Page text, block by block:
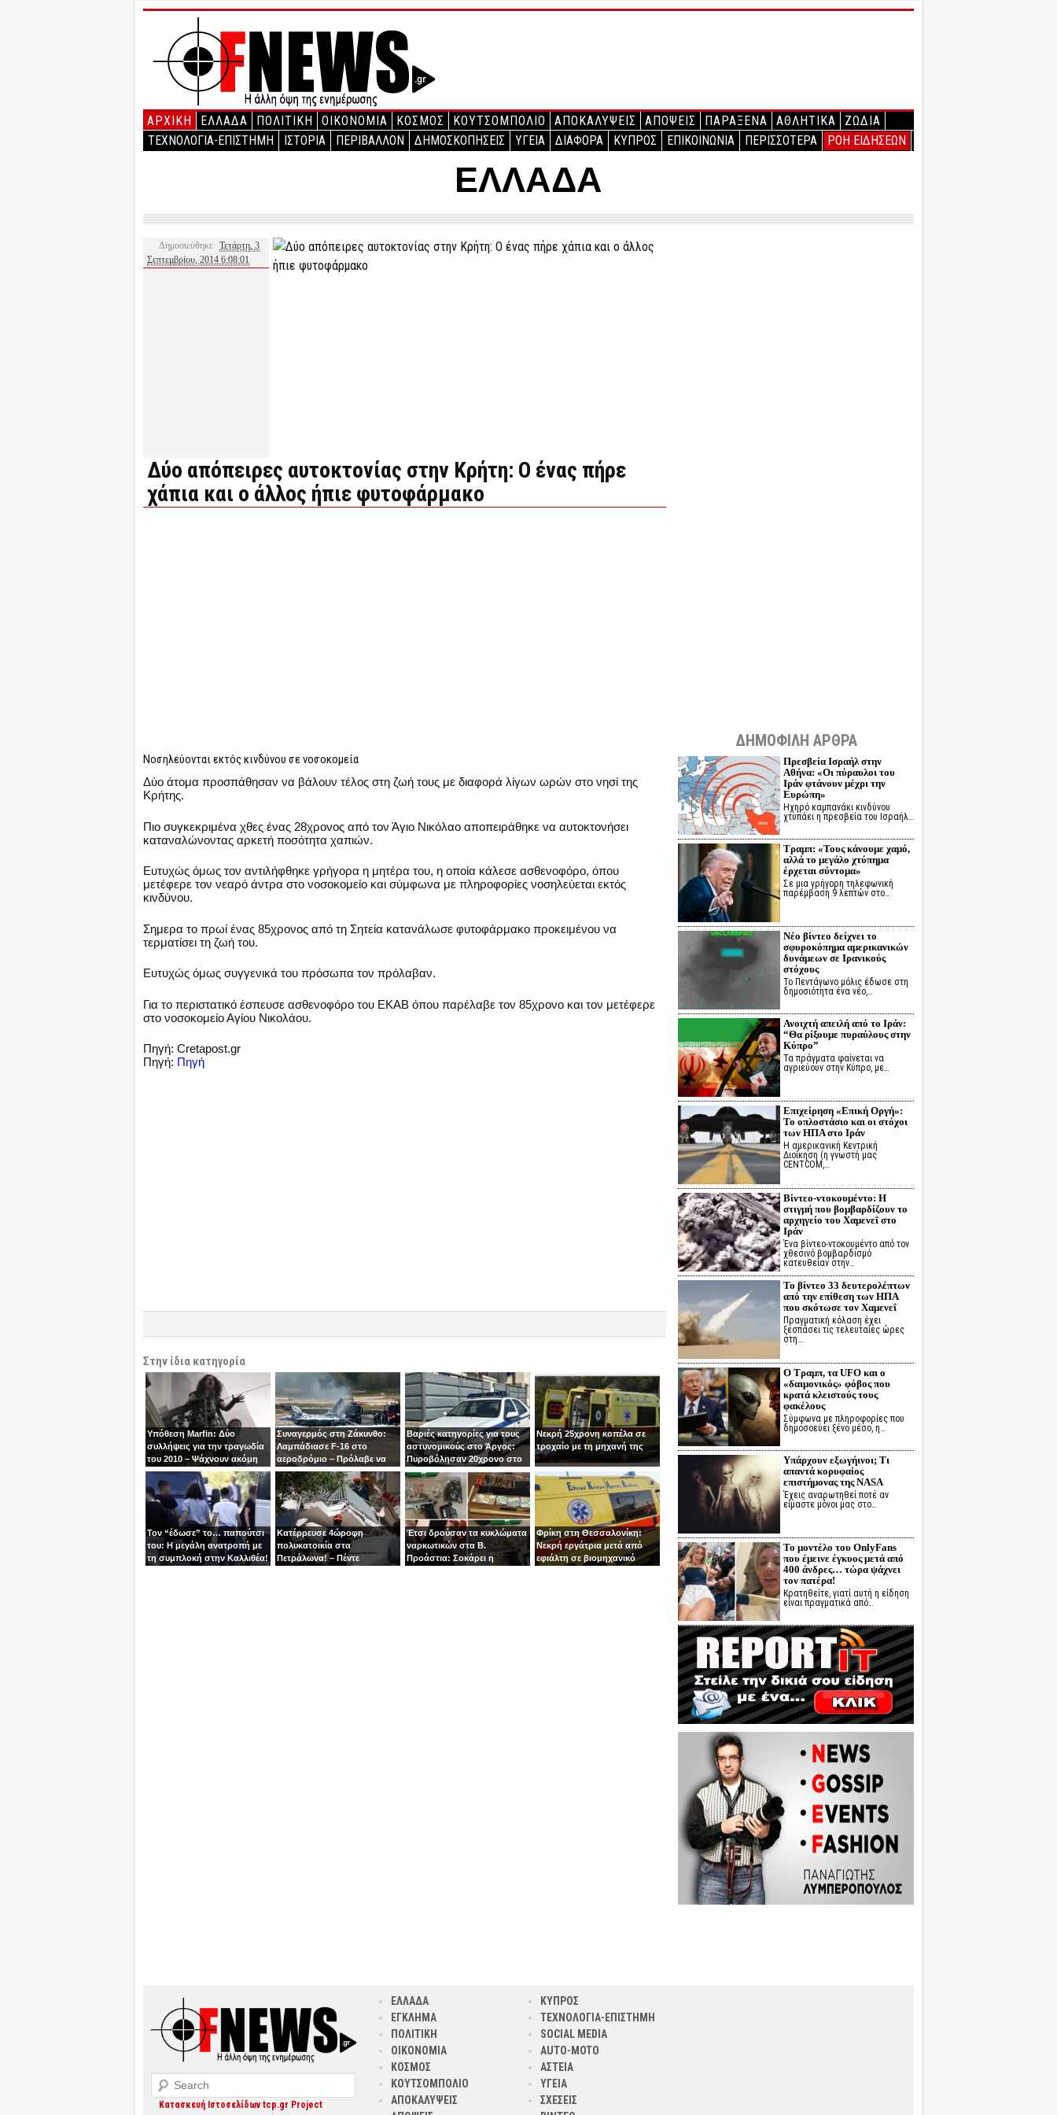
ΑΡΧΙΚΉ ΕΛΛΑΔΑ ΠΟΛΙΤΙΚΗ ΟΙΚΟΝΟΜΙΑ ΚΟΣΜΟΣ ΚΟΥΤΣΟΜΠΟΛΙΟ ΑΠΟΚΑΛΥΨΕΙΣ ΑΠΟΨΕΙΣ ΠΑΡΑΞΕΝΑ ΑΘΛΗΤΙΚΑ
ΖΩΔΙΑ
ΤΕΧΝΟΛΟΓΙΑ-ΕΠΙΣΤΗΜΗ
ΙΣΤΟΡΙΑ ΠΕΡΙΒΑΛΛΟΝ ΔΗΜΟΣΚΟΠΗΣΕΙΣ ΥΓΕΙΑ ΔΙΑΦΟΡΑ ΚΥΠΡΟΣ ΕΠΙΚΟΙΝΩΝΙΑ ΠΕΡΙΣΣΟΤΕΡΑ ΡΟΗ ΕΙΔΗΣΕΩΝ
ΕΛΛΑΔΑ
Δημοσιεύθηκε Τετάρτη, 3
Σεπτεμβρίου, 2014 6:08:01
Δύο απόπειρες αυτοκτονίας στην Κρήτη: Ο ένας πήρε
χάπια και ο άλλος ήπιε φυτοφάρμακο
Νοσηλεύονται εκτός κινδύνου σε νοσοκομεία
Δύο άτομα προσπάθησαν να βάλουν τέλος στη ζωή τους με διαφορά λίγων ωρών στο νησί της
Κρήτης.
Πιο συγκεκριμένα χθες ένας 28χρονος από τον Άγιο Νικόλαο αποπειράθηκε να αυτοκτονήσει
καταναλώνοντας αρκετή ποσότητα χαπιών.
Ευτυχώς όμως τον αντιλήφθηκε γρήγορα η μητέρα του, η οποία κάλεσε ασθενοφόρο, όπου
μετέφερε τον νεαρό άντρα στο νοσοκομείο και σύμφωνα με πληροφορίες νοσηλεύεται εκτός
κινδύνου.
Σημερα το πρωί ένας 85χρονος από τη Σητεία κατανάλωσε φυτοφάρμακο προκειμένου να
τερματίσει τη ζωή του.
Ευτυχώς όμως συγγενικά του πρόσωπα τον πρόλαβαν.
Για το περιστατικό έσπευσε ασθενοφόρο του ΕΚΑΒ όπου παρέλαβε τον 85χρονο και τον μετέφερε
στο νοσοκομείο Αγίου Νικολάου.
Πηγή: Cretapost.gr
Πηγή: Πηγή
Στην ίδια κατηγορία
Υπόθεση Marfin: Δύο
συλλήψεις για την τραγωδία
του 2010 – Ψάχνουν ακόμη
μία γυναίκα
Συναγερμός στη Ζάκυνθο:
Λαμπάδιασε F-16 στο
αεροδρόμιο – Πρόλαβε να
βγει την τελευταία στιγμή ο
χειριστής
Βαριές κατηγορίες για τους
αστυνομικούς στο Άργος:
Πυροβόλησαν 20χρονο στο
κεφάλι
Νεκρή 25χρονη κοπέλα σε
τροχαίο με τη μηχανή της
Τον “έδωσε” το… παπούτσι
του: Η μεγάλη ανατροπή με
τη συμπλοκή στην Καλλιθέα!
Κατέρρευσε 4ώροφη
πολυκατοικία στα
Πετράλωνα! – Πέντε
Έτσι δρούσαν τα κυκλώματα
ναρκωτικών στα Β.
Προάστια: Σοκάρει η
Φρίκη στη Θεσσαλονίκη:
Νεκρή εργάτρια μετά από
εφιάλτη σε βιομηχανικό
ΔΗΜΟΦΙΛΗ ΑΡΘΡΑ
Πρεσβεία Ισραήλ στην
Αθήνα: «Οι πύραυλοι του
Ιράν φτάνουν μέχρι την
Ευρώπη»
Ηχηρό καμπανάκι κινδύνου
χτυπάει η πρεσβεία του Ισραήλ…
Τραμπ: «Τους κάνουμε χαμό,
αλλά το μεγάλο χτύπημα
έρχεται σύντομα»
Σε μια γρήγορη τηλεφωνική
παρέμβαση 9 λεπτών στο…
Νέο βίντεο δείχνει το
σφυροκόπημα αμερικανικών
δυνάμεων σε Ιρανικούς
στόχους
Το Πεντάγωνο μόλις έδωσε στη
δημοσιότητα ένα νέο,…
Ανοιχτή απειλή από το Ιράν:
“Θα ρίξουμε πυραύλους στην
Κύπρο”
Τα πράγματα φαίνεται να
αγριεύουν στην Κύπρο, με…
Επιχείρηση «Επική Οργή»:
Το οπλοστάσιο και οι στόχοι
των ΗΠΑ στο Ιράν
Η αμερικανική Κεντρική
Διοίκηση (η γνωστή μας
CENTCOM,…
Βίντεο-ντοκουμέντο: Η
στιγμή που βομβαρδίζουν το
αρχηγείο του Χαμενεΐ στο
Ιράν
Ένα βίντεο-ντοκουμέντο από τον
χθεσινό βομβαρδισμό
κατευθείαν στην…
Το βίντεο 33 δευτερολέπτων
από την επίθεση των ΗΠΑ
που σκότωσε τον Χαμενεΐ
Πραγματική κόλαση έχει
ξεσπάσει τις τελευταίες ώρες
στη…
Ο Τραμπ, τα UFO και ο
«δαιμονικός» φόβος που
κρατά κλειστούς τους
φακέλους
Σύμφωνα με πληροφορίες που
δημοσοεύει ξένο μέσο, η…
Υπάρχουν εξωγήινοι; Τι
απαντά κορυφαίος
επιστήμονας της NASA
Έχεις αναρωτηθεί ποτέ αν
είμαστε μόνοι μας στο…
Το μοντέλο του OnlyFans
που έμεινε έγκυος μετά από
400 άνδρες… τώρα ψάχνει
τον πατέρα!
Κρατηθείτε, γιατί αυτή η είδηση
είναι πραγματικά από…
Search
Κατασκευή Ιστοσελίδων tcp.gr Project
ΕΛΛΑΔΑ
ΕΓΚΛΗΜΑ
ΠΟΛΙΤΙΚΗ
ΟΙΚΟΝΟΜΙΑ
ΚΟΣΜΟΣ
ΚΟΥΤΣΟΜΠΟΛΙΟ
ΑΠΟΚΑΛΥΨΕΙΣ
ΚΥΠΡΟΣ
ΤΕΧΝΟΛΟΓΙΑ-ΕΠΙΣΤΗΜΗ
SOCIAL MEDIA
AUTO-MOTO
ΑΣΤΕΙΑ
ΥΓΕΙΑ
ΣΧΕΣΕΙΣ